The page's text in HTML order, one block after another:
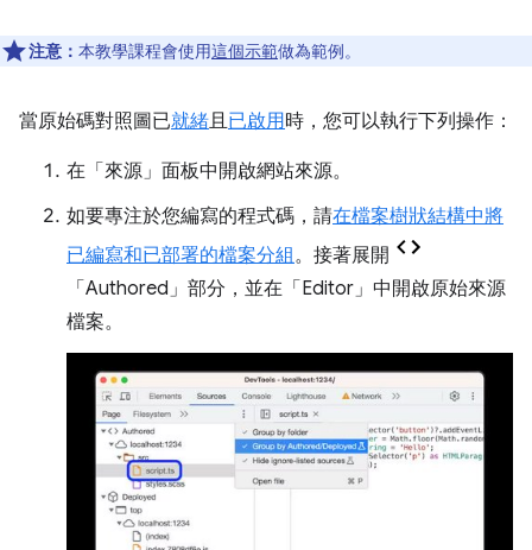
注意： 本教學課程會使用這個示範做為範例。
當原始碼對照圖已就緒且已啟用時，您可以執行下列操作：
在「來源」 面板中 開啟網站來源。
如要專注於您編寫的程式碼，請在檔案樹狀結構中將
已編寫和已部署的檔案分組。接著展開
「Authored」 部分，並在「Editor」 中開啟原始來源
檔案。